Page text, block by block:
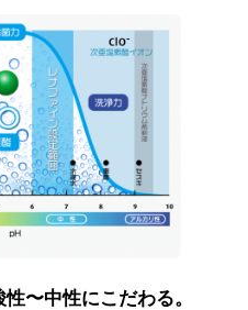
〜中性にこだわる。